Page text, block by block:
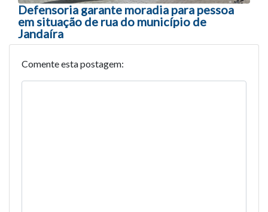
Defensoria garante moradia para pessoa
em situação de rua do município de
Jandaíra
Comente esta postagem: